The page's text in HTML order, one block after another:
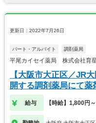
更新日：2022年7月26日
パート・アルバイト 調剤薬局
平尾カイセイ薬局 株式会社育
【大阪市大正区／JR
開する調剤薬局にて薬
給与 【時給】1,800円